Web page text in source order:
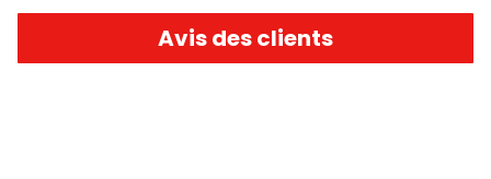
Avis des clients